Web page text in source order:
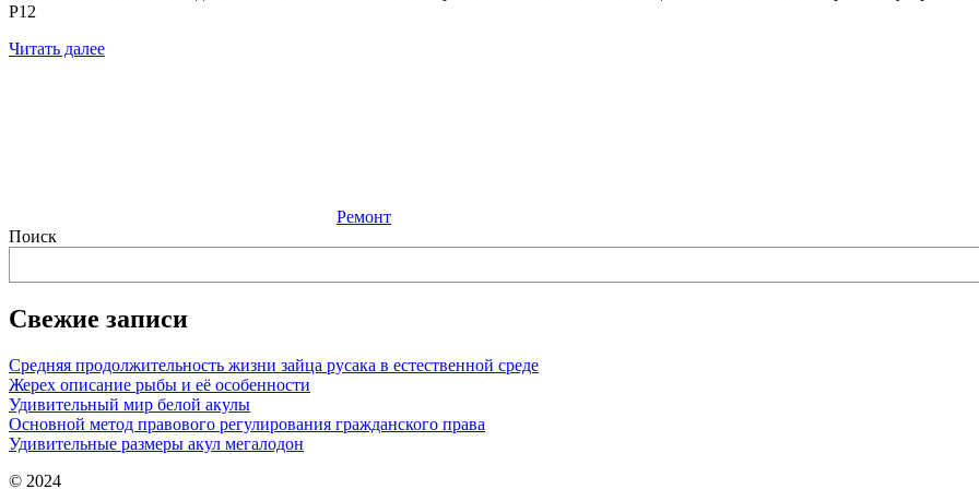
P12
Читать далее
Ремонт
Поиск
Свежие записи
Средняя продолжительность жизни зайца русака в естественной среде
Жерех описание рыбы и её особенности
Удивительный мир белой акулы
Основной метод правового регулирования гражданского права
Удивительные размеры акул мегалодон
© 2024